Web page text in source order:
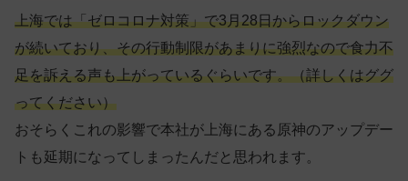
上海では「ゼロコロナ対策」で3月28日からロックダウン
が続いており、その行動制限があまりに強烈なので食力不
足を訴える声も上がっているぐらいです。（詳しくはググ
ってください）
おそらくこれの影響で本社が上海にある原神のアップデー
トも延期になってしまったんだと思われます。